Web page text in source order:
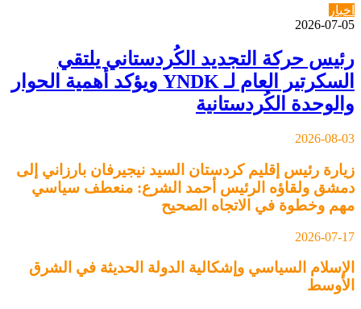
اخبار
2026-07-05
رئيس حركة التجديد الكُردستاني يلتقي
السكرتير العام لـ YNDK ويؤكد أهمية الحوار
والوحدة الكُردستانية
2026-08-03
زيارة رئيس إقليم كردستان السيد نيجيرفان بارزاني إلى
دمشق ولقاؤه الرئيس أحمد الشرع: منعطف سياسي
مهم وخطوة في الاتجاه الصحيح
2026-07-17
الإسلام السياسي وإشكالية الدولة الحديثة في الشرق
الأوسط